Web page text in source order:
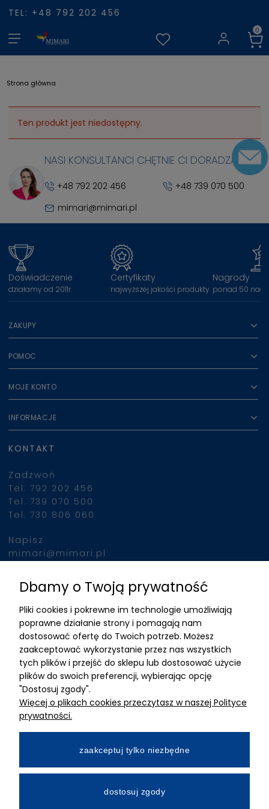
TEL: +48 792 202 456
Strona główna
Ten produkt jest niedostępny.
NASI KONSULTANCI CHĘTNIE CI DORADZĄ
+48 792 202 456
+48 739 070 500
mimari@mimari.pl
Doświadczenie
działamy od 2011r.
Certyfikaty
najwyższej jakości produkty
Nagrody
ponad 50
ZAKUPY
POMOC
MOJE KONTO
INFORMACJE
KONTAKT
Zadzwoń
Tel. 792 202 456
Tel. 739 070 500
Tel. 730 806 060
Napisz
mimari@mimari.pl
Znajdziesz nas
ADRES
MIMARI sp z o.o.
ul. Kurkowa 12
50-210 Wrocław
Dane rejestracyjne
NIP:8982325327
Wpłacony w całości
Numer konta bankowego
Dbamy o Twoją prywatność
Pliki cookies i pokrewne im technologie umożliwiają
poprawne działanie strony i pomagają nam
dostosować ofertę do Twoich potrzeb. Możesz
zaakceptować wykorzystanie przez nas wszystkich
tych plików i przejść do sklepu lub dostosować użycie
plików do swoich preferencji, wybierając opcję
"Dostosuj zgody".
Więcej o plikach cookies przeczytasz w naszej Polityce
prywatności.
zaakceptuj tylko niezbędne
dostosuj zgody